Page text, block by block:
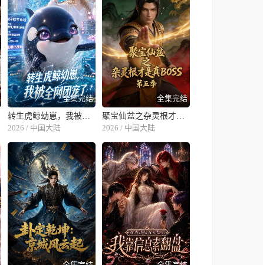
全集完结
2026 / 中国大陆
全集完结
2026 / 中国大陆